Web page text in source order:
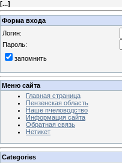
[...]
Форма входа
Логин:
Пароль:
запомнить
Меню сайта
Главная страница
Пензенская область
Наше пчеловодство
Информация сайта
Обратная связь
Нетикет
Categories